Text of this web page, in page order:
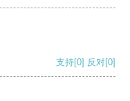
支持[0] 反对[0]